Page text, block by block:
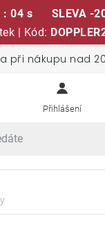
: 04 s SLEVA -
| Kód:
při nákupu nad